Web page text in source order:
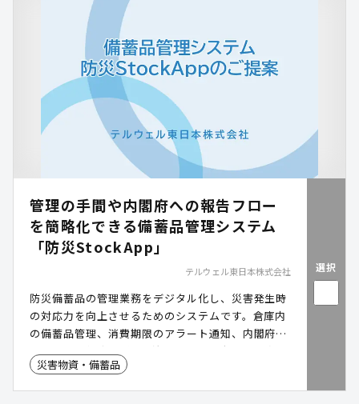
管理の手間や内閣府への報告フロー
を簡略化できる備蓄品管理システム
「防災StockApp」
テルウェル東日本株式会社
防災備蓄品の管理業務をデジタル化し、災害発生時
の対応力を向上させるためのシステムです。倉庫内
の備蓄品管理、消費期限のアラート通知、内閣府報
告用データ作成など、自治体の防災担当者の業務を
大幅に効率化します。
災害物資・備蓄品
選択